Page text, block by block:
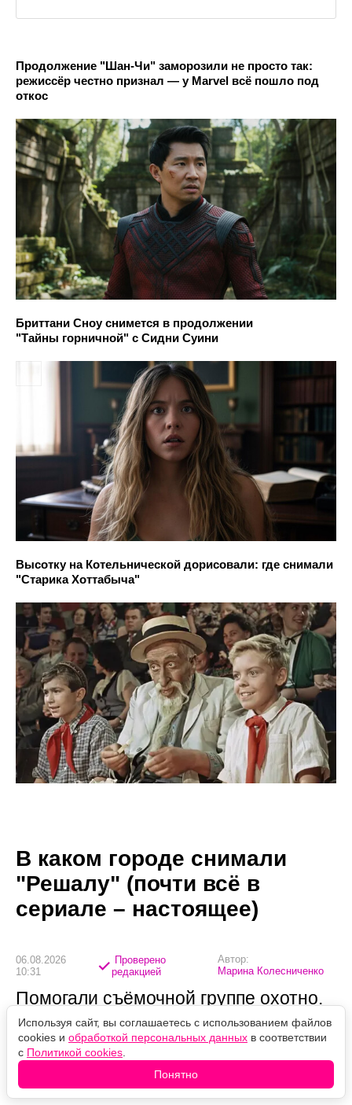
Продолжение "Шан-Чи" заморозили не просто так:
режиссёр честно признал — у Marvel всё пошло под
откос
Бриттани Сноу снимется в продолжении
"Тайны горничной" с Сидни Суини
Высотку на Котельнической дорисовали: где снимали
"Старика Хоттабыча"
В каком городе снимали
"Решалу" (почти всё в
сериале – настоящее)
06.08.2026
10:31
Проверено
редакцией
Автор:
Марина Колесниченко
Помогали съёмочной группе охотно.
Узнав, что снимают продолжение
"Решалы", людям предлагали
площадки для кастинга — а однажды
дали чартерный самолёт.
Используя сайт, вы соглашаетесь с использованием файлов
cookies и обработкой персональных данных в соответствии
с Политикой cookies
Понятно